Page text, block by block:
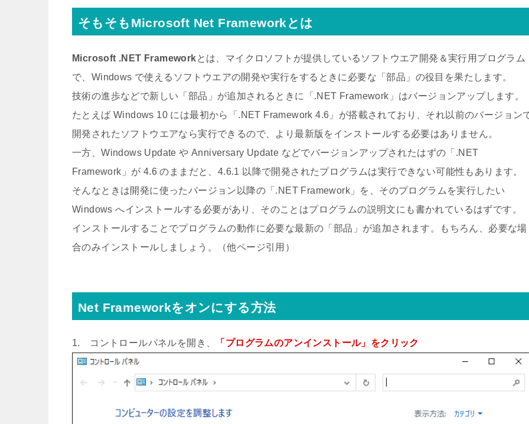
そもそもMicrosoft Net Frameworkとは
Microsoft .NET Frameworkとは、マイクロソフトが提供しているソフトウエア開発＆実行用プログラム
で、Windows で使えるソフトウエアの開発や実行をするときに必要な「部品」の役目を果たします。
技術の進歩などで新しい「部品」が追加されるときに「.NET Framework」はバージョンアップします。
たとえば Windows 10 には最初から「.NET Framework 4.6」が搭載されており、それ以前のバージョン
開発されたソフトウエアなら実行できるので、より最新版をインストールする必要はありません。
一方、Windows Update や Anniversary Update などでバージョンアップされたはずの「.NET
Framework」が 4.6 のままだと、4.6.1 以降で開発されたプログラムは実行できない可能性もあります。
そんなときは開発に使ったバージョン以降の「.NET Framework」を、そのプログラムを実行したい
Windows へインストールする必要があり、そのことはプログラムの説明文にも書かれているはずです。
インストールすることでプログラムの動作に必要な最新の「部品」が追加されます。もちろん、必要な場
合のみインストールしましょう。（他ページ引用）
Net Frameworkをオンにする方法
1. コントロールパネルを開き、 「プログラムのアンインストール」をクリック